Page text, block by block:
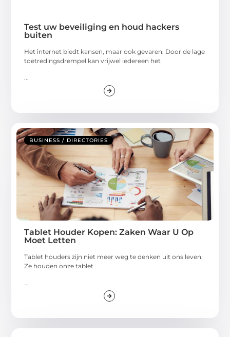
Test uw beveiliging en houd hackers
buiten
Het internet biedt kansen, maar ook gevaren. Door de lage
toetredingsdrempel kan vrijwel iedereen het
BUSINESS / DIRECTORIES
Tablet Houder Kopen: Zaken Waar U Op
Moet Letten
Tablet houders zijn niet meer weg te denken uit ons leven.
Ze houden onze tablet